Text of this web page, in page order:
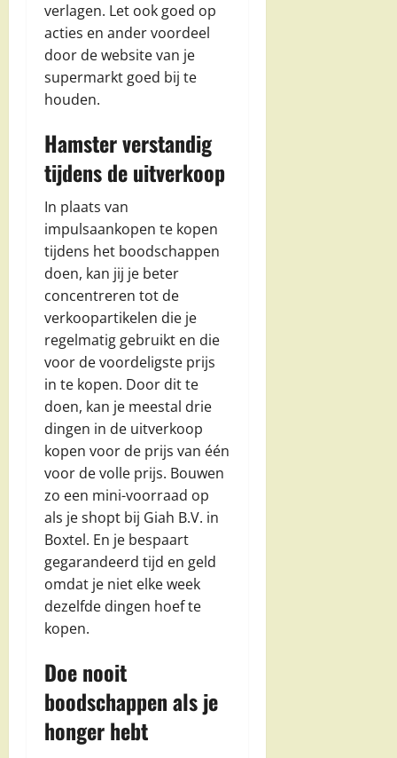
verlagen. Let ook goed op
acties en ander voordeel
door de website van je
supermarkt goed bij te
houden.
Hamster verstandig
tijdens de uitverkoop
In plaats van
impulsaankopen te kopen
tijdens het boodschappen
doen, kan jij je beter
concentreren tot de
verkoopartikelen die je
regelmatig gebruikt en die
voor de voordeligste prijs
in te kopen. Door dit te
doen, kan je meestal drie
dingen in de uitverkoop
kopen voor de prijs van één
voor de volle prijs. Bouwen
zo een mini-voorraad op
als je shopt bij Giah B.V. in
Boxtel. En je bespaart
gegarandeerd tijd en geld
omdat je niet elke week
dezelfde dingen hoef te
kopen.
Doe nooit
boodschappen als je
honger hebt